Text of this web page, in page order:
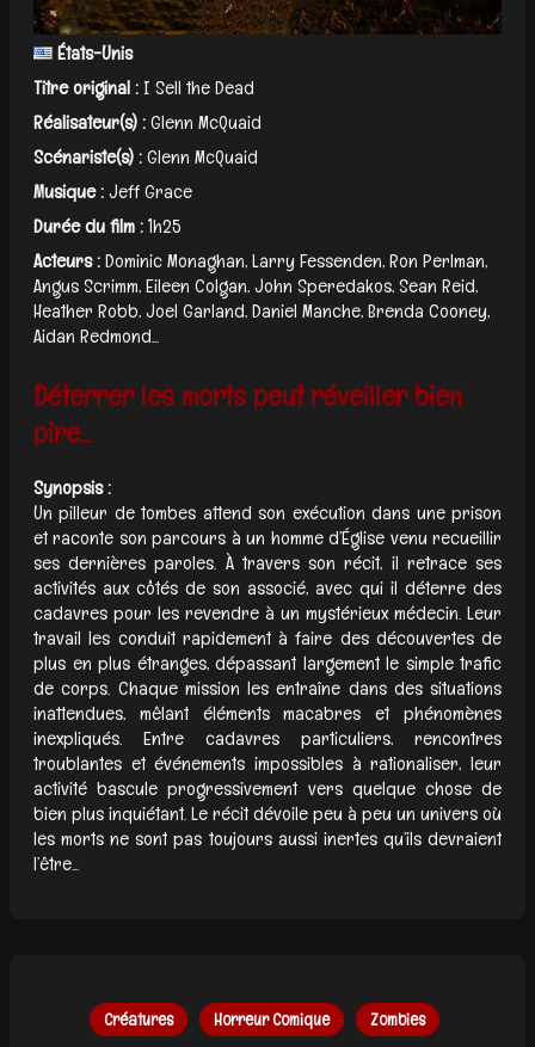
États-Unis
Titre original : I Sell the Dead
Réalisateur(s) :Glenn McQuaid
Scénariste(s) :Glenn McQuaid
Musique :Jeff Grace
Durée du film :1h25
Acteurs :Dominic Monaghan, Larry Fessenden, Ron Perlman,
Angus Scrimm, Eileen Colgan, John Speredakos, Sean Reid,
Heather Robb, Joel Garland, Daniel Manche, Brenda Cooney,
Aidan Redmond...
Déterrer les morts peut réveiller bien
pire...
Synopsis :
Un pilleur de tombes attend son exécution dans une prison
et raconte son parcours à un homme d’Église venu recueillir
ses dernières paroles. À travers son récit, il retrace ses
activités aux côtés de son associé, avec qui il déterre des
cadavres pour les revendre à un mystérieux médecin. Leur
travail les conduit rapidement à faire des découvertes de
plus en plus étranges, dépassant largement le simple trafic
de corps. Chaque mission les entraîne dans des situations
inattendues, mêlant éléments macabres et phénomènes
inexpliqués. Entre cadavres particuliers, rencontres
troublantes et événements impossibles à rationaliser, leur
activité bascule progressivement vers quelque chose de
bien plus inquiétant. Le récit dévoile peu à peu un univers où
les morts ne sont pas toujours aussi inertes qu’ils devraient
l’être...
Créatures Horreur Comique Zombies